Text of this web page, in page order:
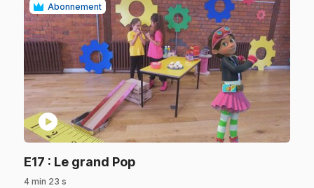
Abonnement
play_circle
E17 : Le grand Pop.
4 min 23 s